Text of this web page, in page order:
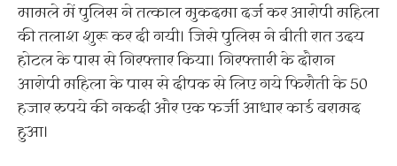
मामले में पुलिस ने तत्काल मुकदमा दर्ज कर आरोपी महिला
की तलाश शुरू कर दी गयी। जिसे पुलिस ने बीती रात उदय
होटल के पास से गिरफ्तार किया। गिरफ्तारी के दौरान
आरोपी महिला के पास से दीपक से लिए गये फिरौती के 50
हजार रुपये की नकदी और एक फर्जी आधार कार्ड बरामद
हुआ।